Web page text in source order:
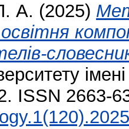
А. (2025)
ISSN 2663-